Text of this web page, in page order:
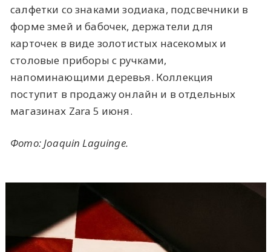
салфетки со знаками зодиака, подсвечники в
форме змей и бабочек, держатели для
карточек в виде золотистых насекомых и
столовые приборы с ручками,
напоминающими деревья. Коллекция
поступит в продажу онлайн и в отдельных
магазинах Zara 5 июня.
Фото: Joaquin Laguinge.